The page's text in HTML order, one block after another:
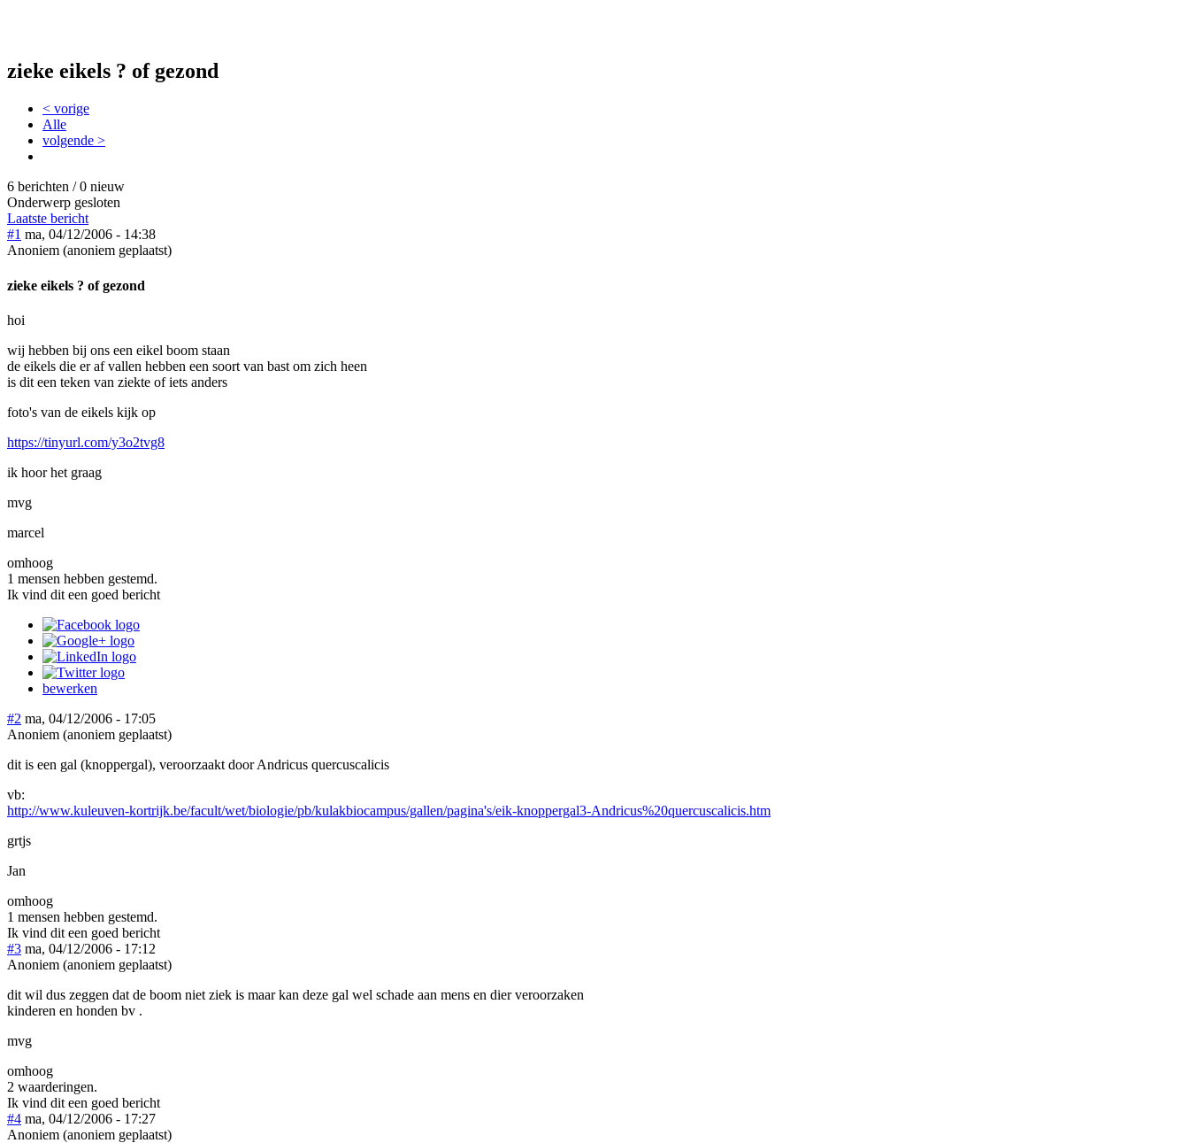
zieke eikels ? of gezond
< vorige
Alle
volgende >
6 berichten / 0 nieuw
Onderwerp gesloten
Laatste bericht
#1 ma, 04/12/2006 - 14:38
Anoniem (anoniem geplaatst)
zieke eikels ? of gezond
hoi
wij hebben bij ons een eikel boom staan
de eikels die er af vallen hebben een soort van bast om zich heen
is dit een teken van ziekte of iets anders
foto's van de eikels kijk op
https://tinyurl.com/y3o2tvg8
ik hoor het graag
mvg
marcel
omhoog
1 mensen hebben gestemd.
Ik vind dit een goed bericht
bewerken
#2 ma, 04/12/2006 - 17:05
Anoniem (anoniem geplaatst)
dit is een gal (knoppergal), veroorzaakt door Andricus quercuscalicis
vb:
http://www.kuleuven-kortrijk.be/facult/wet/biologie/pb/kulakbiocampus/gallen/pagina's/eik-knoppergal3-Andricus%20quercuscalicis.htm
grtjs
Jan
omhoog
1 mensen hebben gestemd.
Ik vind dit een goed bericht
#3 ma, 04/12/2006 - 17:12
Anoniem (anoniem geplaatst)
dit wil dus zeggen dat de boom niet ziek is maar kan deze gal wel schade aan mens en dier veroorzaken
kinderen en honden bv .
mvg
omhoog
2 waarderingen.
Ik vind dit een goed bericht
#4 ma, 04/12/2006 - 17:27
Anoniem (anoniem geplaatst)